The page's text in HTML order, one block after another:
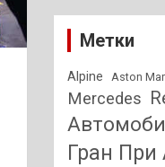
Метки
Alpine Aston
Mercedes
Гран При